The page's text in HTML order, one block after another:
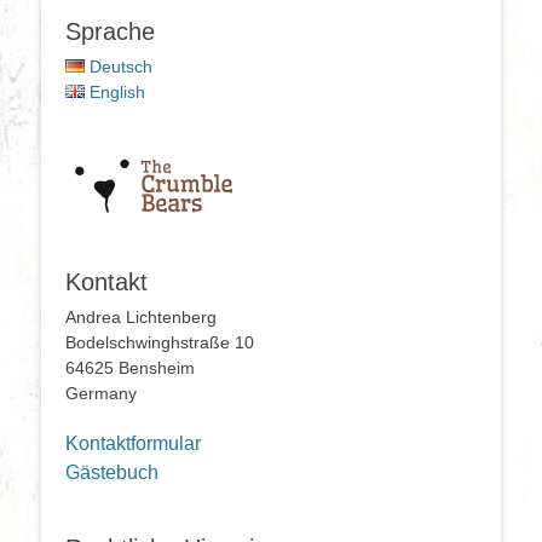
Sprache
Deutsch
English
Kontakt
Andrea Lichtenberg
Bodelschwinghstraße 10
64625 Bensheim
Germany
Kontaktformular
Gästebuch